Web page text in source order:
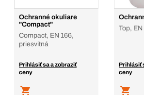
Ochranné okuliare
"Compact"
Compact, EN 166,
priesvitná
Prihlásiť sa a zobraziť
ceny
Top, EN
Prihlásiť
ceny